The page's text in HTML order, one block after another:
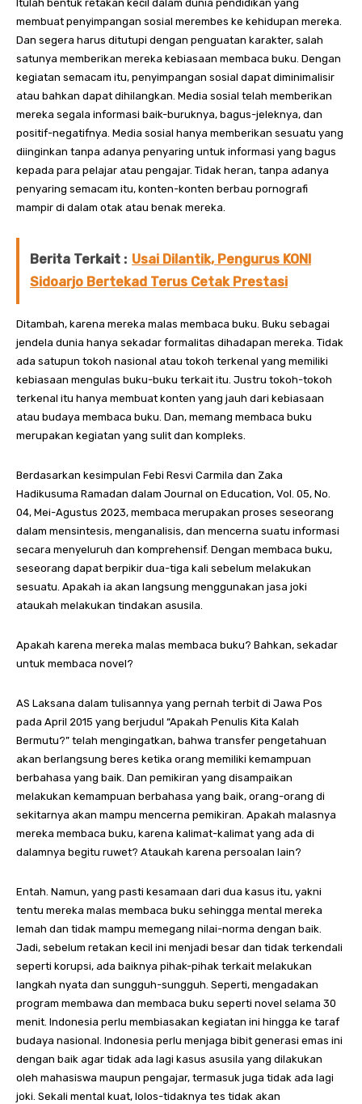
Itulah bentuk retakan kecil dalam dunia pendidikan yang
membuat penyimpangan sosial merembes ke kehidupan mereka.
Dan segera harus ditutupi dengan penguatan karakter, salah
satunya memberikan mereka kebiasaan membaca buku. Dengan
kegiatan semacam itu, penyimpangan sosial dapat diminimalisir
atau bahkan dapat dihilangkan. Media sosial telah memberikan
mereka segala informasi baik-buruknya, bagus-jeleknya, dan
positif-negatifnya. Media sosial hanya memberikan sesuatu yang
diinginkan tanpa adanya penyaring untuk informasi yang bagus
kepada para pelajar atau pengajar. Tidak heran, tanpa adanya
penyaring semacam itu, konten-konten berbau pornografi
mampir di dalam otak atau benak mereka.
Berita Terkait : Usai Dilantik, Pengurus KONI
Sidoarjo Bertekad Terus Cetak Prestasi
Ditambah, karena mereka malas membaca buku. Buku sebagai
jendela dunia hanya sekadar formalitas dihadapan mereka. Tidak
ada satupun tokoh nasional atau tokoh terkenal yang memiliki
kebiasaan mengulas buku-buku terkait itu. Justru tokoh-tokoh
terkenal itu hanya membuat konten yang jauh dari kebiasaan
atau budaya membaca buku. Dan, memang membaca buku
merupakan kegiatan yang sulit dan kompleks.
Berdasarkan kesimpulan Febi Resvi Carmila dan Zaka
Hadikusuma Ramadan dalam Journal on Education, Vol. 05, No.
04, Mei-Agustus 2023, membaca merupakan proses seseorang
dalam mensintesis, menganalisis, dan mencerna suatu informasi
secara menyeluruh dan komprehensif. Dengan membaca buku,
seseorang dapat berpikir dua-tiga kali sebelum melakukan
sesuatu. Apakah ia akan langsung menggunakan jasa joki
ataukah melakukan tindakan asusila.
Apakah karena mereka malas membaca buku? Bahkan, sekadar
untuk membaca novel?
AS Laksana dalam tulisannya yang pernah terbit di Jawa Pos
pada April 2015 yang berjudul “Apakah Penulis Kita Kalah
Bermutu?” telah mengingatkan, bahwa transfer pengetahuan
akan berlangsung beres ketika orang memiliki kemampuan
berbahasa yang baik. Dan pemikiran yang disampaikan
melakukan kemampuan berbahasa yang baik, orang-orang di
sekitarnya akan mampu mencerna pemikiran. Apakah malasnya
mereka membaca buku, karena kalimat-kalimat yang ada di
dalamnya begitu ruwet? Ataukah karena persoalan lain?
Entah. Namun, yang pasti kesamaan dari dua kasus itu, yakni
tentu mereka malas membaca buku sehingga mental mereka
lemah dan tidak mampu memegang nilai-norma dengan baik.
Jadi, sebelum retakan kecil ini menjadi besar dan tidak terkendali
seperti korupsi, ada baiknya pihak-pihak terkait melakukan
langkah nyata dan sungguh-sungguh. Seperti, mengadakan
program membawa dan membaca buku seperti novel selama 30
menit. Indonesia perlu membiasakan kegiatan ini hingga ke taraf
budaya nasional. Indonesia perlu menjaga bibit generasi emas ini
dengan baik agar tidak ada lagi kasus asusila yang dilakukan
oleh mahasiswa maupun pengajar, termasuk juga tidak ada lagi
joki. Sekali mental kuat, lolos-tidaknya tes tidak akan